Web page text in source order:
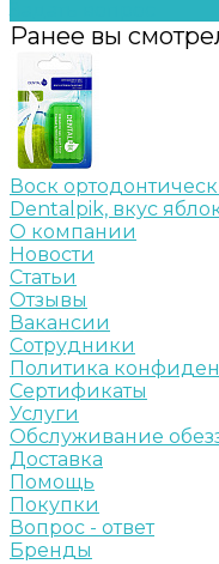
Ранее вы
Воск
Dentalpik, вкус
О компании
Новости
Статьи
Отзывы
Вакансии
Сотрудники
Политика
Сертификаты
Услуги
Обслуживание
Доставка
Помощь
Покупки
Вопрос - ответ
Бренды